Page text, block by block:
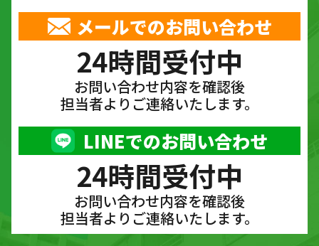
メールでのお問い合わせ
24時間受付中
お問い合わせ内容を確認後
担当者よりご連絡いたします。
LINEでのお問い合わせ
24時間受付中
お問い合わせ内容を確認後
担当者よりご連絡いたします。